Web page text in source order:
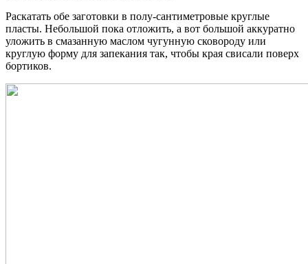
Раскатать обе заготовки в полу-сантиметровые круглые
пласты. Небольшой пока отложить, а вот большой аккуратно
уложить в смазанную маслом чугунную сковороду или
круглую форму для запекания так, чтобы края свисали поверх
бортиков.